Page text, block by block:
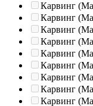
Карвинг
Карвинг
Карвинг
Карвинг
Карвинг
Карвинг
Карвинг
Карвинг
Карвинг